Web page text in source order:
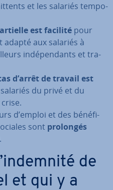
et les salariés tem­po­
est facilité pour
aux salariés à
in­dé­pen­dants et tra­
d’arrêt de travail est
du privé et du
d’emploi et des bé­né­fi­
sont prolongés
.
de
et qui y a